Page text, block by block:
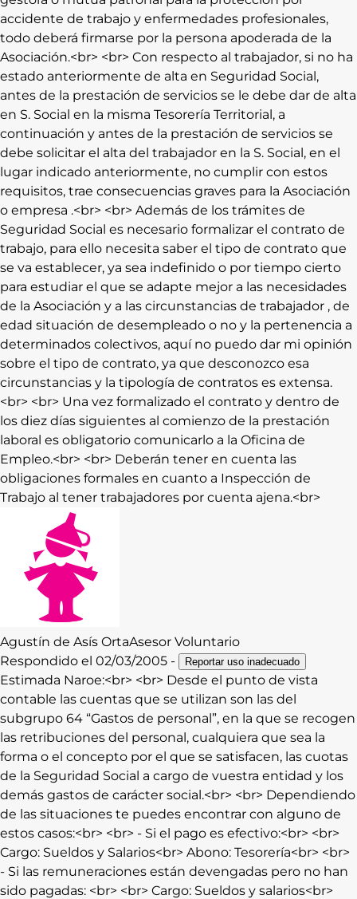
accidente de trabajo y enfermedades profesionales,
todo deberá firmarse por la persona apoderada de la
Asociación.<br> <br> Con respecto al trabajador, si no ha
estado anteriormente de alta en Seguridad Social,
antes de la prestación de servicios se le debe dar de alta
en S. Social en la misma Tesorería Territorial, a
continuación y antes de la prestación de servicios se
debe solicitar el alta del trabajador en la S. Social, en el
lugar indicado anteriormente, no cumplir con estos
requisitos, trae consecuencias graves para la Asociación
o empresa .<br> <br> Además de los trámites de
Seguridad Social es necesario formalizar el contrato de
trabajo, para ello necesita saber el tipo de contrato que
se va establecer, ya sea indefinido o por tiempo cierto
para estudiar el que se adapte mejor a las necesidades
de la Asociación y a las circunstancias de trabajador , de
edad situación de desempleado o no y la pertenencia a
determinados colectivos, aquí no puedo dar mi opinión
sobre el tipo de contrato, ya que desconozco esa
circunstancias y la tipología de contratos es extensa.
<br> <br> Una vez formalizado el contrato y dentro de
los diez días siguientes al comienzo de la prestación
laboral es obligatorio comunicarlo a la Oficina de
Empleo.<br> <br> Deberán tener en cuenta las
obligaciones formales en cuanto a Inspección de
Trabajo al tener trabajadores por cuenta ajena.<br>
Agustín de Asís OrtaAsesor Voluntario
Respondido el 02/03/2005 - Reportar uso inadecuado
Estimada Naroe:<br> <br> Desde el punto de vista
contable las cuentas que se utilizan son las del
subgrupo 64 “Gastos de personal”, en la que se recogen
las retribuciones del personal, cualquiera que sea la
forma o el concepto por el que se satisfacen, las cuotas
de la Seguridad Social a cargo de vuestra entidad y los
demás gastos de carácter social.<br> <br> Dependiendo
de las situaciones te puedes encontrar con alguno de
estos casos:<br> <br> - Si el pago es efectivo:<br> <br>
Cargo: Sueldos y Salarios<br> Abono: Tesorería<br> <br>
- Si las remuneraciones están devengadas pero no han
sido pagadas: <br> <br> Cargo: Sueldos y salarios<br>